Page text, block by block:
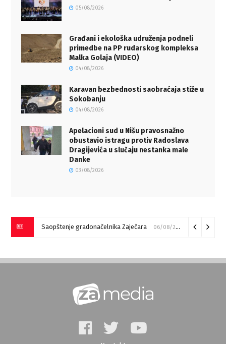
05/08/2026
Građani i ekološka udruženja podneli
primedbe na PP rudarskog kompleksa
Malka Golaja (VIDEO)
04/08/2026
Karavan bezbednosti saobraćaja stiže u
Sokobanju
04/08/2026
Apelacioni sud u Nišu pravosnažno
obustavio istragu protiv Radoslava
Dragijevića u slučaju nestanka male
Danke
03/08/2026
Požar kod Zagrađa za sada pod kontrolom (VIDEO) 05/08/